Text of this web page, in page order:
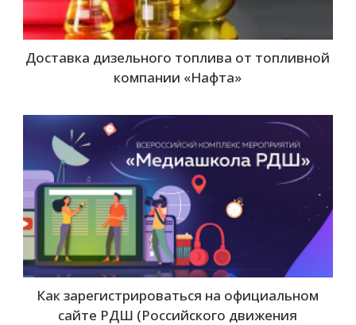
Доставка дизельного топлива от топливной
компании «Нафта»
Как зарегистрироваться на официальном
сайте РДШ (Российского движения